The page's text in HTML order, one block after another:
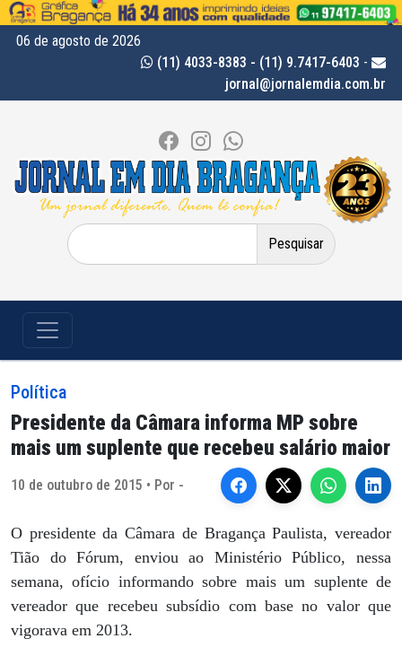
06 de agosto de 2026
(11) 4033-8383 - (11) 9.7417-6403 -
jornal@jornalemdia.com.br
Pesquisar
por:
Política
Presidente da Câmara informa MP sobre
mais um suplente que recebeu salário maior
10 de outubro de 2015 • Por -
O presidente da Câmara de Bragança Paulista, vereador
Tião do Fórum, enviou ao Ministério Público, nessa
semana, ofício informando sobre mais um suplente de
vereador que recebeu subsídio com base no valor que
vigorava em 2013.